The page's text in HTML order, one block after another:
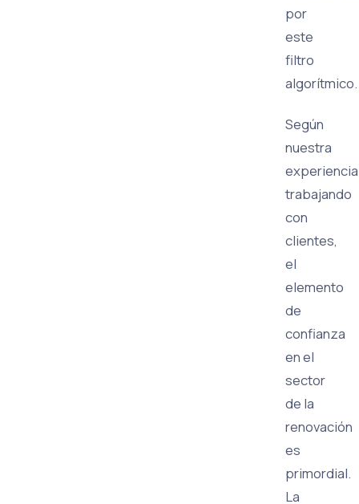
por
este
filtro
algorítmico.
Según
nuestra
experiencia
trabajando
con
clientes,
el
elemento
de
confianza
en el
sector
de la
renovación
es
primordial.
La